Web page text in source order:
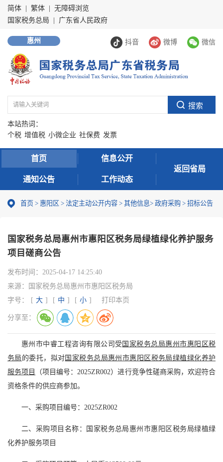
简体 繁体
无障碍浏览
国家税务总局
广东省人民政府
抖音 微博 微信
惠州
本站热词：
个税 增值税 小微企业 社保费 发票
首页 信息公开
通知公告 工作动态
返回省局
首页 > 惠阳区 > 法定主动公开内容 > 其他信息> 政府采购 > 招标公告
国家税务总局惠州市惠阳区税务局绿植绿化养护服务
项目磋商公告
发布时间： 2025-04-17 14:25:40
来源：
国家税务总局惠州市惠阳区税务局
字号：
[ 大 ] [ 中 ] [ 小 ] 打印本页
分享至：
惠州市中睿工程咨询有限公司受 国家税务总局惠州市惠阳区税
务局 的委托，拟对 国家税务总局惠州市惠阳区税务局绿植绿化养护
服务项目
（项目编号：2025ZR002）进行竞争性磋商采购，欢迎符合
资格条件的供应商参加。
一、采购项目编号：2025ZR002
二、采购项目名称：国家税务总局惠州市惠阳区税务局绿植绿
化养护服务项目